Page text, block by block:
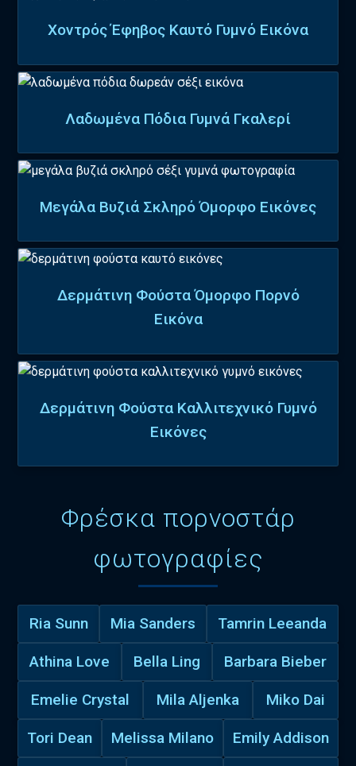
Χοντρός Έφηβος Καυτό Γυμνό Εικόνα
Λαδωμένα Πόδια Γυμνά Γκαλερί
Μεγάλα Βυζιά Σκληρό Όμορφο Εικόνες
Δερμάτινη Φούστα Όμορφο Πορνό
Εικόνα
Δερμάτινη Φούστα Καλλιτεχνικό Γυμνό
Εικόνες
Φρέσκα πορνοστάρ
φωτογραφίες
Ria Sunn Mia Sanders Tamrin Leeanda
Athina Love Bella Ling Barbara Bieber
Emelie Crystal Mila Aljenka Miko Dai
Tori Dean Melissa Milano Emily Addison